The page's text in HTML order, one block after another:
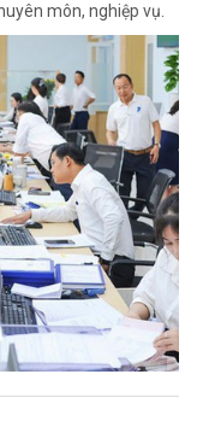
môn, nghiệp vụ.